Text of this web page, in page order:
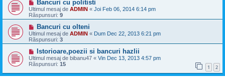
Bancuri cu politisti
Ultimul mesaj de ADMIN « Joi Feb 06, 2014 6:14 pm
Răspunsuri: 9
Bancuri cu olteni
Ultimul mesaj de ADMIN « Dum Dec 22, 2013 6:21 pm
Răspunsuri: 3
Istorioare,poezii si bancuri hazlii
Ultimul mesaj de bibanu47 « Vin Dec 13, 2013 4:57 pm
Răspunsuri: 15 1 2